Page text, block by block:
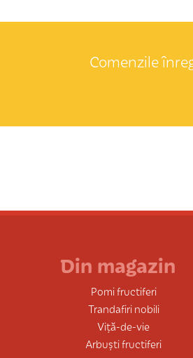
Comenzile
Din magazin
Pomi fructiferi
Trandafiri nobili
Viță-de-vie
Arbuști fructiferi